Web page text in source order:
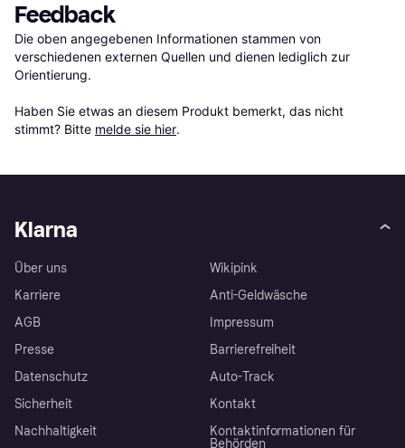
Feedback
Die oben angegebenen Informationen stammen von
verschiedenen externen Quellen und dienen lediglich zur
Orientierung.
Haben Sie etwas an diesem Produkt bemerkt, das nicht
stimmt? Bitte melde sie hier.
Klarna
Über uns
Karriere
AGB
Presse
Datenschutz
Sicherheit
Nachhaltigkeit
Wikipink
Anti-Geldwäsche
Impressum
Barrierefreiheit
Auto-Track
Kontakt
Kontaktinformationen für
Behörden